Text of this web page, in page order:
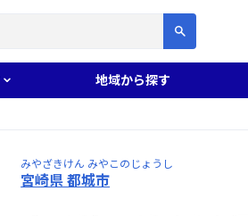
地域から探す
みやざきけん みやこのじょうし
宮崎県 都城市